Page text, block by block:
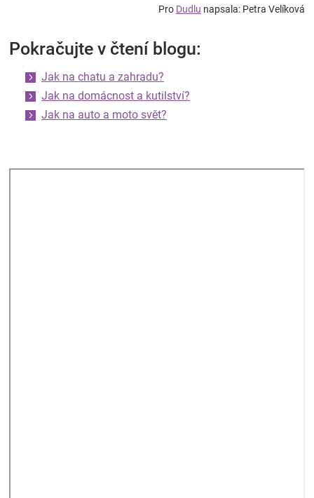
Pro Dudlu napsala: Petra Velíková
Pokračujte v čtení blogu:
Jak na chatu a zahradu?
Jak na domácnost a kutilství?
Jak na auto a moto svět?